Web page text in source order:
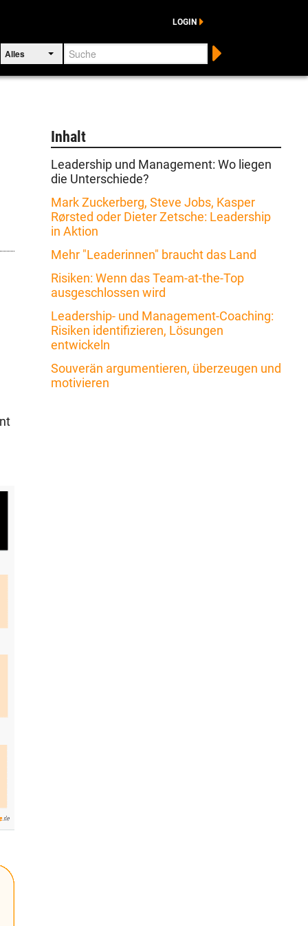
LOGIN
Alles Suche
Inhalt
Leadership und Management: Wo liegen
die Unterschiede?
Mark Zuckerberg, Steve Jobs, Kasper
Rørsted oder Dieter Zetsche: Leadership
in Aktion
Mehr "Leaderinnen" braucht das Land
Risiken: Wenn das Team-at-the-Top
ausgeschlossen wird
Leadership- und Management-Coaching:
Risiken identifizieren, Lösungen
entwickeln
Souverän argumentieren, überzeugen und
motivieren